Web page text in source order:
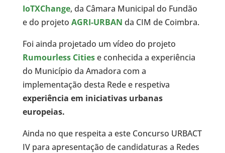
IoTXChange, da Câmara Municipal do Fundão
e do projeto AGRI-URBAN da CIM de Coimbra.
Foi ainda projetado um vídeo do projeto
Rumourless Citiese conhecida a experiência
do Município da Amadora com a
implementação desta Rede e respetiva
experiência em iniciativas urbanas
europeias.
Ainda no que respeita a este Concurso URBACT
IV para apresentação de candidaturas a Redes